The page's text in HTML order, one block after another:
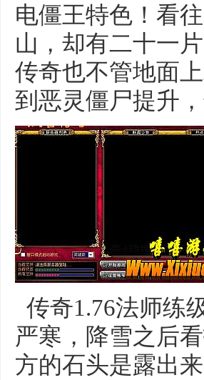
电僵王特色！看
山，却有二十一
传奇也不管地面
到恶灵僵尸提升
传奇1.76法师练
严寒，降雪之后
方的石头是露出